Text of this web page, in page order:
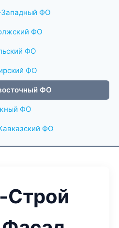
ФО
ФО
ФО
ФО
ФО
ФО
ФО
Строй